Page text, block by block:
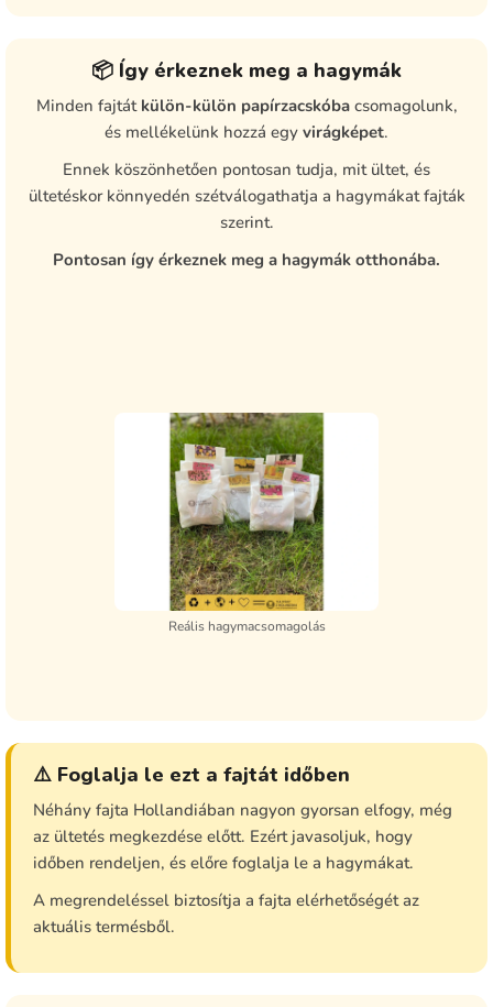
📦 Így érkeznek meg a hagymák
Minden fajtát külön-külön papírzacskóbacsomagolunk,
és mellékelünk hozzá egy virágképet.
Ennek köszönhetően pontosan tudja, mit ültet, és
ültetéskor könnyedén szétválogathatja a hagymákat fajták
szerint.
Pontosan így érkeznek meg a hagymák otthonába.
Reális hagymacsomagolás
⚠️ Foglalja le ezt a fajtát időben
Néhány fajta Hollandiában nagyon gyorsan elfogy, még
az ültetés megkezdése előtt. Ezért javasoljuk, hogy
időben rendeljen, és előre foglalja le a hagymákat.
A megrendeléssel biztosítja a fajta elérhetőségét az
aktuális termésből.